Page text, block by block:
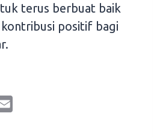
terus berbuat baik
positif bagi